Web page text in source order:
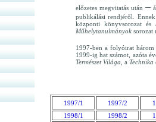
előzetes megvitatás után –
publikálási rendjéről.
központi könyvsorozat és
Műhelytanulmányok sorozat
1997-ben a folyóirat három
1999-ig hat számot, azóta
Természet Világa, a Technika
1997/1 1997/2
1998/1
1998/2